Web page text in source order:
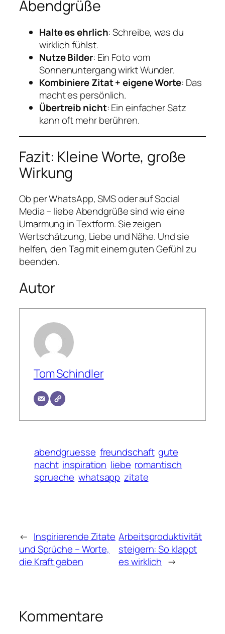
Abendgrüße
Halte es ehrlich: Schreibe, was du
wirklich fühlst.
Nutze Bilder: Ein Foto vom
Sonnenuntergang wirkt Wunder.
Kombiniere Zitat + eigene Worte: Das
macht es persönlich.
Übertreib nicht: Ein einfacher Satz
kann oft mehr berühren.
Fazit: Kleine Worte, große
Wirkung
Ob per WhatsApp, SMS oder auf Social
Media – liebe Abendgrüße sind wie eine
Umarmung in Textform. Sie zeigen
Wertschätzung, Liebe und Nähe. Und sie
helfen, den Tag mit einem guten Gefühl zu
beenden.
Autor
Tom Schindler
abendgruesse freundschaft gute
nacht inspiration liebe romantisch
sprueche whatsapp zitate
← Inspirierende Zitate
und Sprüche – Worte,
die Kraft geben
Arbeitsproduktivität
steigern: So klappt
es wirklich →
Kommentare